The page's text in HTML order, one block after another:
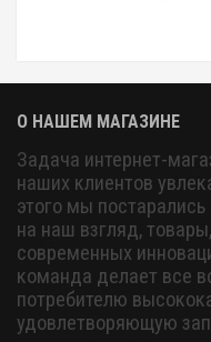
О НАШЕМ МАГАЗИНЕ
Задача интернет-
наших клиентов
этого мы
на наш взгляд,
современных
команда делает все
потребителю
удовлетворяющую